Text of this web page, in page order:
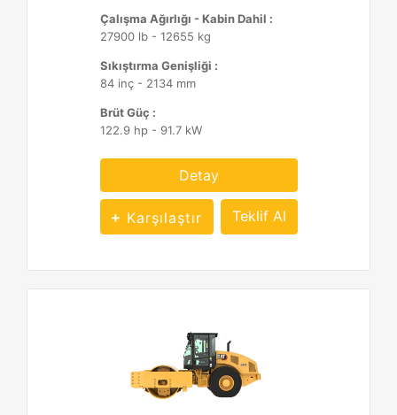
Çalışma Ağırlığı - Kabin Dahil :
27900 lb - 12655 kg
Sıkıştırma Genişliği :
84 inç - 2134 mm
Brüt Güç :
122.9 hp - 91.7 kW
Detay
Karşılaştır Teklif Al